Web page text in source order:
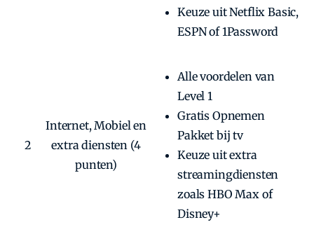
Keuze uit Netflix Basic,
ESPN of 1Password
2
Internet, Mobiel en
extra diensten (4
punten)
Alle voordelen van
Level 1
Gratis Opnemen
Pakket bij tv
Keuze uit extra
streamingdiensten
zoals HBO Max of
Disney+